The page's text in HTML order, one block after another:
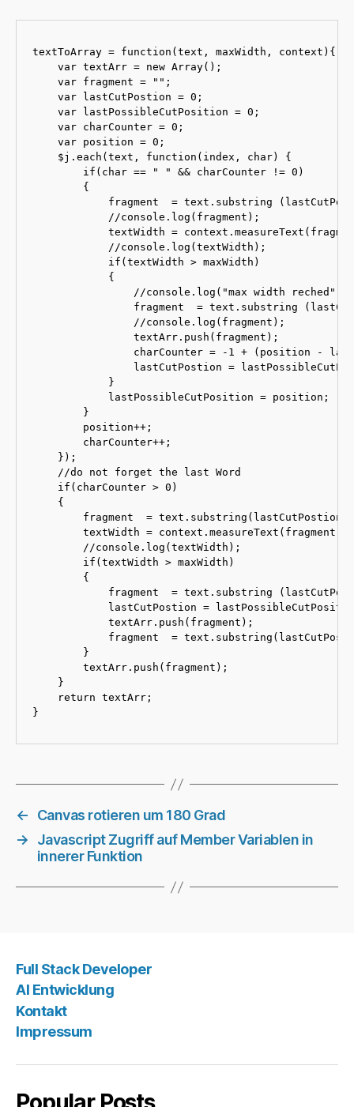
textToArray = function(text, maxWidth, context){
var textArr = new Array();
var fragment = "";
var lastCutPostion = 0;
var lastPossibleCutPosition = 0;
var charCounter = 0;
var position = 0;
$j.each(text, function(index, char) {
if(char == " " && charCounter != 0)
{
fragment  = text.substring
//console.log(fragment);
textWidth =
//console.log(textWidth);
if(textWidth > maxWidth)
{
//console.log("max width reched");
fragment  = text.substring
//console.log(fragment);
textArr.push(fragment);
charCounter = -1 + (position -
lastCutPostion =
}
lastPossibleCutPosition = position;
}
position++;
charCounter++;
});
//do not forget the last Word
if(charCounter > 0)
{
fragment  = text.substring(lastCutPostion,
textWidth =
//console.log(textWidth);
if(textWidth > maxWidth)
{
fragment  = text.substring
lastCutPostion =
textArr.push(fragment);
fragment  =
}
textArr.push(fragment);
}
return textArr;
}
←
Canvas rotieren um 180 Grad
→
Javascript Zugriff auf Member Variablen in
innerer Funktion
Full Stack Developer
AI Entwicklung
Kontakt
Impressum